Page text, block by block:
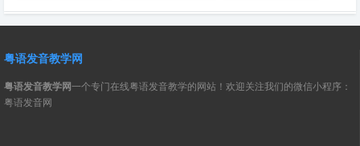
粤语发音教学网
粤语发音教学网一个专门在线粤语发音教学的网站！欢迎关注我们的微信小程序：
粤语发音网